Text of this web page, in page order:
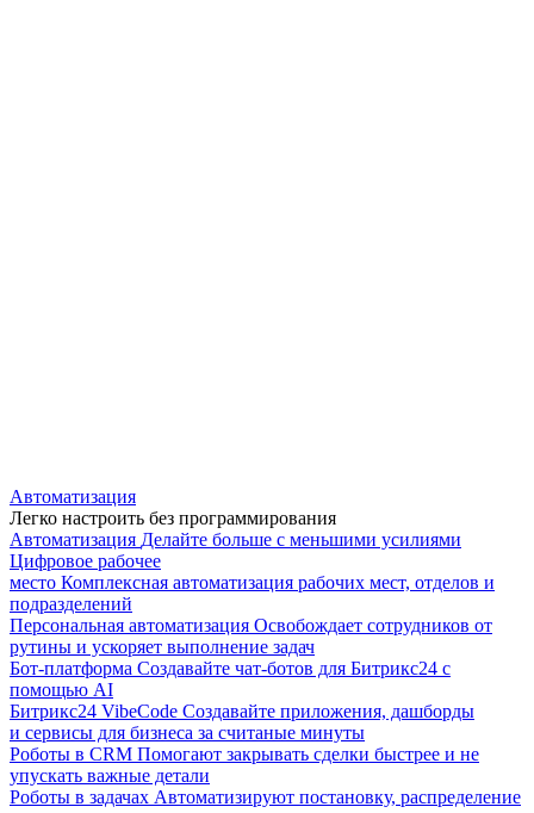
Автоматизация
Легко настроить без программирования
Автоматизация Делайте больше с меньшими усилиями
Цифровое рабочее
место Комплексная автоматизация рабочих мест, отделов и
подразделений
Персональная автоматизация Освобождает сотрудников от
рутины и ускоряет выполнение задач
Бот-платформа Создавайте чат-ботов для Битрикс24 с
помощью AI
Битрикс24 VibeCode Создавайте приложения, дашборды
и сервисы для бизнеса за считаные минуты
Роботы в CRM Помогают закрывать сделки быстрее и не
упускать важные детали
Роботы в задачах Автоматизируют постановку, распределение